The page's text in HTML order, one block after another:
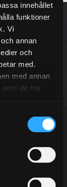
innehållet
funktioner
Vi
annan
och
med.
med annan
som de har